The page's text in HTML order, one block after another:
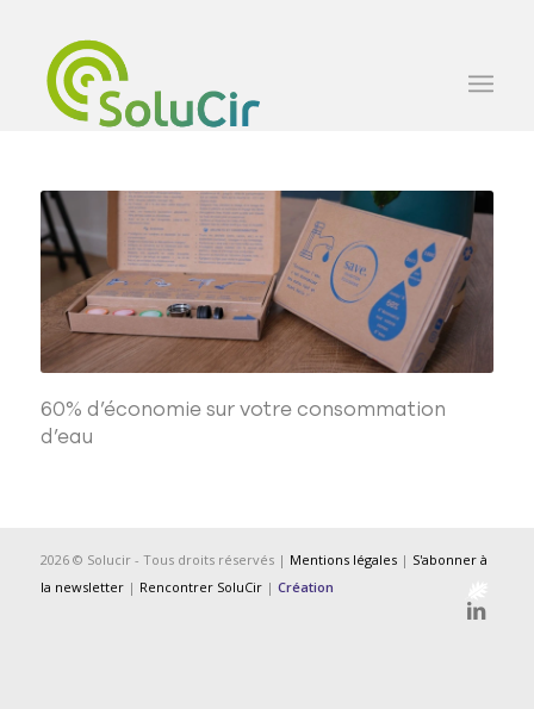
60% d’économie sur votre consommation
d’eau
2026 © Solucir - Tous droits réservés | Mentions légales| S'abonner à
la newsletter| Rencontrer SoluCir| Création